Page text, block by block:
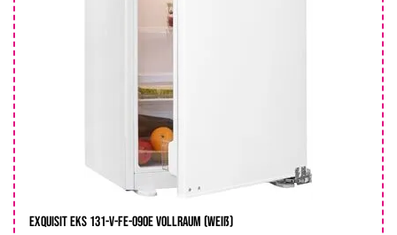
Exquisit EKS 131-V-FE-090E Vollraum (weiß)